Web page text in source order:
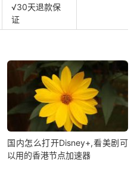
√30天退款保
证
国内怎么打开Disney+,看美剧可
以用的香港节点加速器